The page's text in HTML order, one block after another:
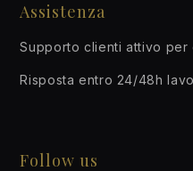
Assistenza
Supporto clienti attivo
Risposta entro 24/48h
Follow us